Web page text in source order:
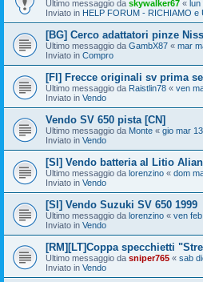
Ultimo messaggio da skywalker67 « lun
Inviato in HELP FORUM - RICHIAMO e
[BG] Cerco adattatori pinze
Ultimo messaggio da GambX87 « mar
Inviato in Compro
[FI] Frecce originali sv prima
Ultimo messaggio da Raistlin78 « ven
Inviato in Vendo
Vendo SV 650 pista [CN]
Ultimo messaggio da Monte « gio mar
Inviato in Vendo
[SI] Vendo batteria al Litio
Ultimo messaggio da lorenzino « dom
Inviato in Vendo
[SI] Vendo Suzuki SV 650 1999
Ultimo messaggio da lorenzino « ven
Inviato in Vendo
[RM][LT]Coppa specchietti
Ultimo messaggio da sniper765 « sab
Inviato in Vendo